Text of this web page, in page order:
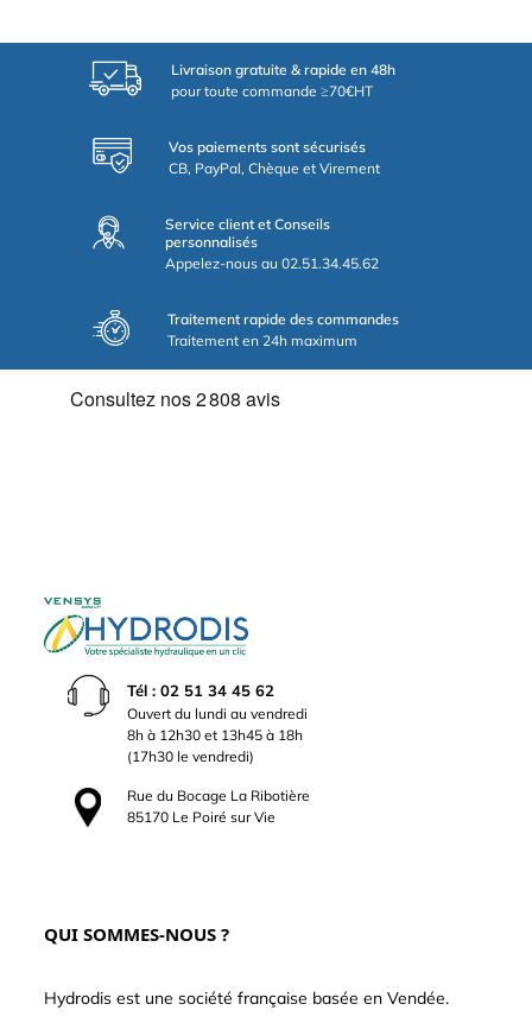
Livraison gratuite & rapide en 48h
pour toute commande ≥70€HT
Vos paiements sont sécurisés
CB, PayPal, Chèque et Virement
Service client et Conseils
personnalisés
Appelez-nous au 02.51.34.45.62
Traitement rapide des commandes
Traitement en 24h maximum
Tél : 02 51 34 45 62
Ouvert du lundi au vendredi
8h à 12h30 et 13h45 à 18h
(17h30 le vendredi)
Rue du Bocage La Ribotière
85170 Le Poiré sur Vie
QUI SOMMES-NOUS ?
Hydrodis est une société française basée en Vendée.